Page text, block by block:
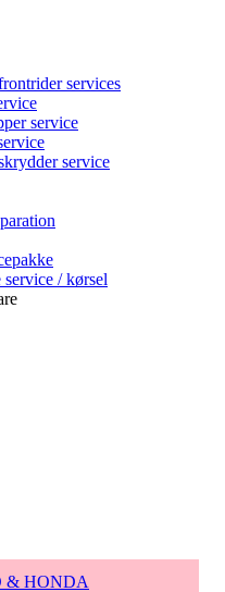
services
service
service
/ kørsel
& HONDA